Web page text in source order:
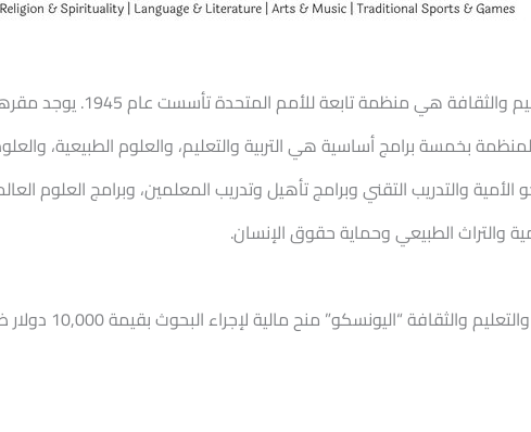
بخمسة برامج أساسية هي التربية والتعليم، والعلوم الطبيعية، والعلوم
والتدريب التقني وبرامج تأهيل وتدريب المعلمين، وبرامج العلوم
والتراث الطبيعي وحماية حقوق الإنسان.